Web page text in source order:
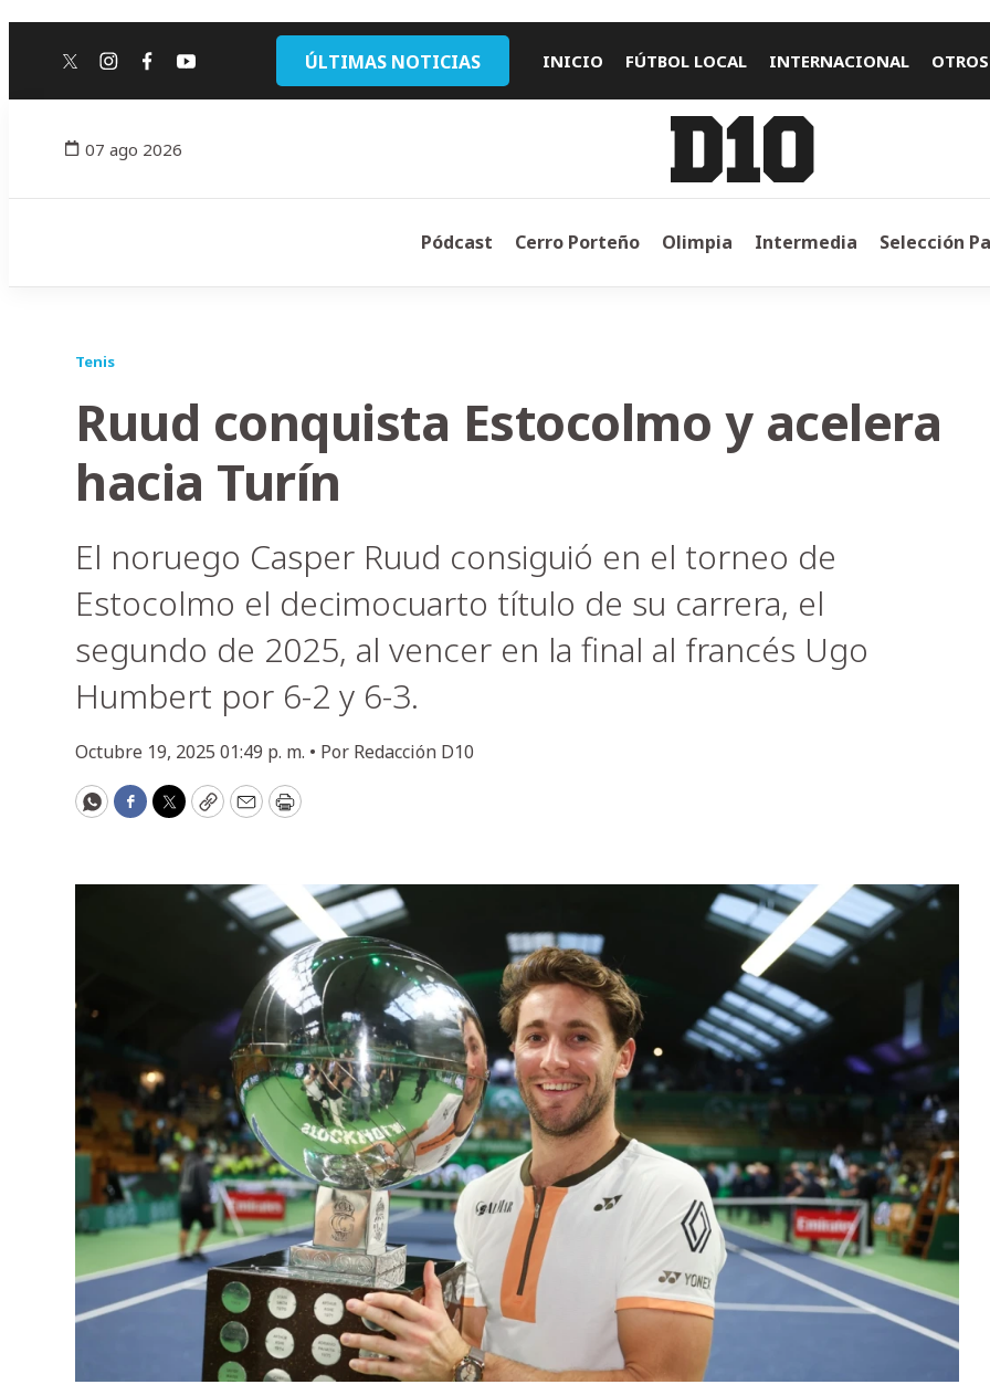
twitterinstagram
facebook
youtube ÚLTIMAS NOTICIAS INICIO FÚTBOL LOCAL INTERNACIONAL
07 ago 2026
Pódcast Cerro Porteño Olimpia Intermedia Selección
Tenis
Ruud conquista Estocolmo y acelera
hacia Turín
El noruego Casper Ruud consiguió en el torneo de
Estocolmo el decimocuarto título de su carrera, el
segundo de 2025, al vencer en la final al francés Ugo
Humbert por 6-2 y 6-3.
Octubre 19, 2025 01:49 p. m. • Por Redacción D10
WhatsApp
Facebook
Twitter
CopyEmailPrint